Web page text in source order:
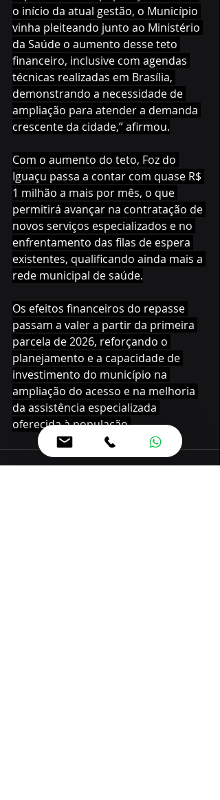
o início da atual gestão, o Município
vinha pleiteando junto ao Ministério
da Saúde o aumento desse teto
financeiro, inclusive com agendas
técnicas realizadas em Brasília,
demonstrando a necessidade de
ampliação para atender a demanda
crescente da cidade,” afirmou.
Com o aumento do teto, Foz do
Iguaçu passa a contar com quase R$
1 milhão a mais por mês, o que
permitirá avançar na contratação de
novos serviços especializados e no
enfrentamento das filas de espera
existentes, qualificando ainda mais a
rede municipal de saúde.
Os efeitos financeiros do repasse
passam a valer a partir da primeira
parcela de 2026, reforçando o
planejamento e a capacidade de
investimento do município na
ampliação do acesso e na melhoria
da assistência especializada
oferecida à população.